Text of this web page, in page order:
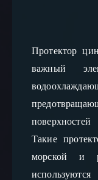
Протектор
важный
Такие
морской и